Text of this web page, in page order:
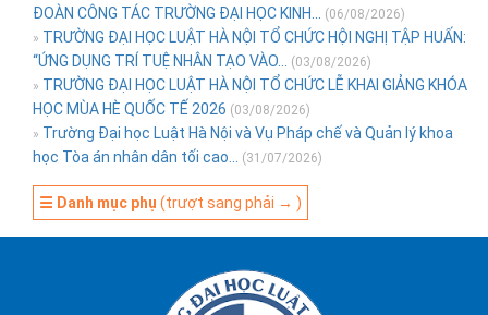
ĐOÀN CÔNG TÁC TRƯỜNG ĐẠI HỌC KINH...
(06/08/2026)
» TRƯỜNG ĐẠI HỌC LUẬT HÀ NỘI TỔ CHỨC HỘI NGHỊ TẬP HUẤN:
“ỨNG DỤNG TRÍ TUỆ NHÂN TẠO VÀO...
(03/08/2026)
» TRƯỜNG ĐẠI HỌC LUẬT HÀ NỘI TỔ CHỨC LỄ KHAI GIẢNG KHÓA
HỌC MÙA HÈ QUỐC TẾ 2026 (03/08/2026)
» Trường Đại học Luật Hà Nội và Vụ Pháp chế và Quản lý khoa
học Tòa án nhân dân tối cao...
(31/07/2026)
☰ Danh mục phụ (trượt sang phải → )